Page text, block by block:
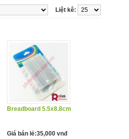
Liệt kê:
Breadboard 5.5x8.8cm
Giá bán lẻ:35,000 vnđ